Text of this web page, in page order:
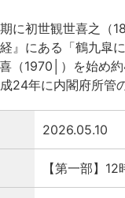
期に初世観世喜之
』にある「鶴九皐
（1970│）を始め
24年に内閣府所管
2026.05.10
【第一部】